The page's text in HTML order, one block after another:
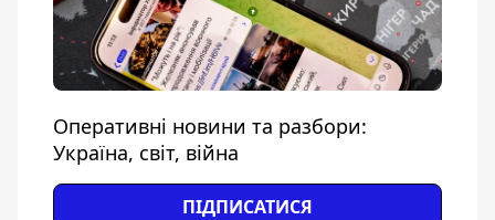
Оперативні новини та разбори:
Україна, світ, війна
ПІДПИСАТИСЯ